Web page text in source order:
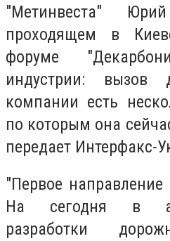
"Метинвеста"
проходящем в
форуме
индустрии:
компании есть
по которым она
передает Интерфакс-
"Первое
На сегодня в
разработки